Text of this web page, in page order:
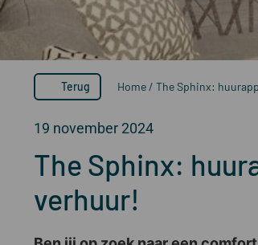
Terug Home / The Sphinx:
19 november 2024
The Sphinx:
verhuur!